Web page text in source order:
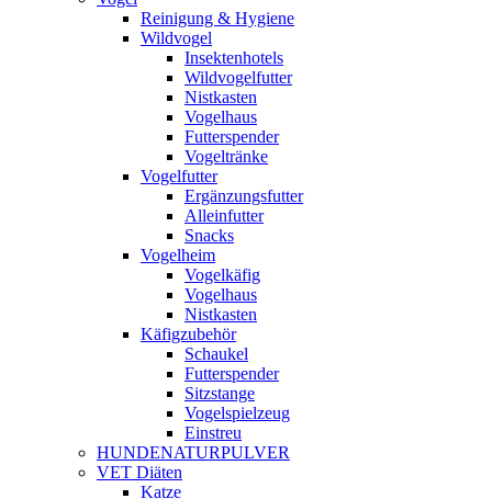
Reinigung & Hygiene
Wildvogel
Insektenhotels
Wildvogelfutter
Nistkasten
Vogelhaus
Futterspender
Vogeltränke
Vogelfutter
Ergänzungsfutter
Alleinfutter
Snacks
Vogelheim
Vogelkäfig
Vogelhaus
Nistkasten
Käfigzubehör
Schaukel
Futterspender
Sitzstange
Vogelspielzeug
Einstreu
HUNDENATURPULVER
VET Diäten
Katze